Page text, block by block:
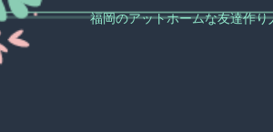
福岡のアットホームな友達作